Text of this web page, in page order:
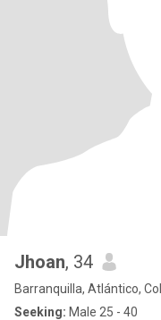
Jhoan, 34
Barranquilla, Atlántico,
Seeking: Male 25 - 40